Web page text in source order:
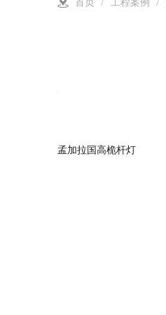
孟加拉国高桅杆灯